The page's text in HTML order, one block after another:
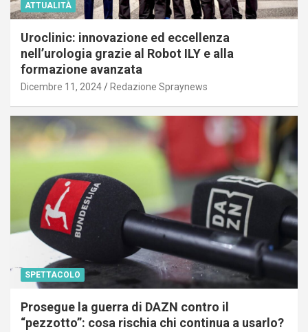
ATTUALITÀ
Uroclinic: innovazione ed eccellenza
nell’urologia grazie al Robot ILY e alla
formazione avanzata
Dicembre 11, 2024 Redazione Spraynews
SPETTACOLO
Prosegue la guerra di DAZN contro il
“pezzotto”: cosa rischia chi continua a usarlo?